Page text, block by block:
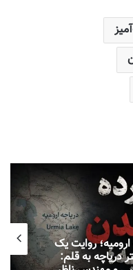
پشت پرده خشک شدن دریاچه ارومیه؛ روایت یک
مهندس ناظر از پروژه‌ای در بستر دریاچه به قلم: